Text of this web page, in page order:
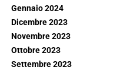
Gennaio 2024
Dicembre 2023
Novembre 2023
Ottobre 2023
Settembre 2023